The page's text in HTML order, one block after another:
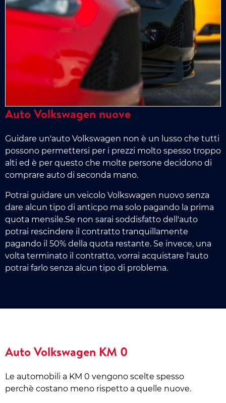
Auto Volkswagen nuove
Guidare un'auto Volkswagen non è un lusso che tutti
possono permettersi per i prezzi molto spesso troppo
alti ed è per questo che molte persone decidono di
comprare auto di seconda mano.
Potrai guidare un veicolo Volkswagen nuovo senza
dare alcun tipo di anticpo ma solo pagando la prima
quota mensile.Se non sarai soddisfatto dell'auto
potrai rescindere il contratto tranquillamente
pagando il 50% della quota restante. Se invece, una
volta terminato il contratto, vorrai acquistare l'auto
potrai farlo senza alcun tipo di problema.
Auto Volkswagen KM 0
Le automobili a KM 0 vengono scelte spesso
perchè costano meno rispetto a quelle nuove.